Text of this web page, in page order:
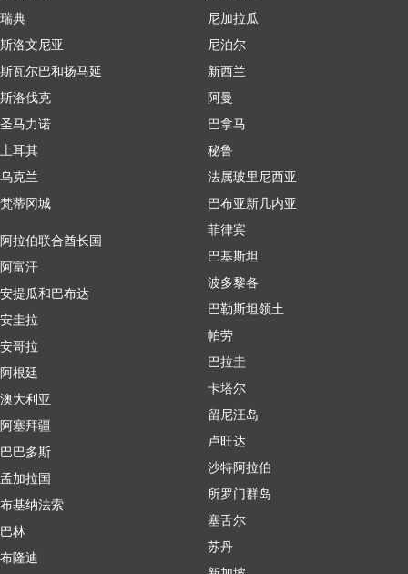
瑞典
斯洛文尼亚
斯瓦尔巴和扬马延
斯洛伐克
圣马力诺
土耳其
乌克兰
梵蒂冈城
阿拉伯联合酋长国
阿富汗
安提瓜和巴布达
安圭拉
安哥拉
阿根廷
澳大利亚
阿塞拜疆
巴巴多斯
孟加拉国
布基纳法索
巴林
布隆迪
尼加拉瓜
尼泊尔
新西兰
阿曼
巴拿马
秘鲁
法属玻里尼西亚
巴布亚新几内亚
菲律宾
巴基斯坦
波多黎各
巴勒斯坦领土
帕劳
巴拉圭
卡塔尔
留尼汪岛
卢旺达
沙特阿拉伯
所罗门群岛
塞舌尔
苏丹